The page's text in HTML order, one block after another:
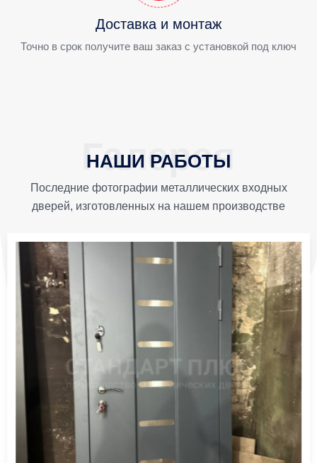
Доставка и монтаж
Точно в срок получите ваш заказ с установкой под ключ
НАШИ РАБОТЫ
Последние фотографии металлических входных
дверей, изготовленных на нашем производстве